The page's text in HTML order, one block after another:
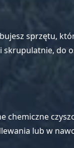
sprzętu,
do
chemiczne
lub w